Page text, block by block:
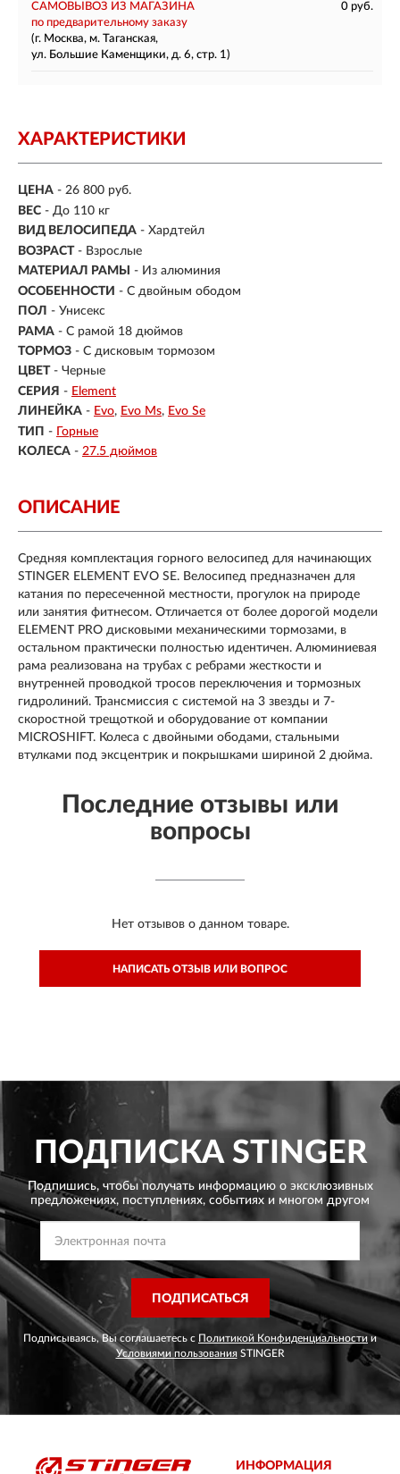
САМОВЫВОЗ ИЗ МАГАЗИНА
0 руб.
по предварительному заказу
(г. Москва, м. Таганская,
ул. Большие Каменщики, д. 6, стр. 1)
ХАРАКТЕРИСТИКИ
ЦЕНА - 26 800 руб.
ВЕС - До 110 кг
ВИД ВЕЛОСИПЕДА - Хардтейл
ВОЗРАСТ - Взрослые
МАТЕРИАЛ РАМЫ
- Из алюминия
ОСОБЕННОСТИ - С двойным ободом
ПОЛ - Унисекс
РАМА - С рамой 18 дюймов
ТОРМОЗ - С дисковым тормозом
ЦВЕТ - Черные
СЕРИЯ - Element
ЛИНЕЙКА - Evo Evo Ms
Evo Se
ТИП - Горные
КОЛЕСА - 27.5 дюймов
ОПИСАНИЕ
Средняя комплектация горного велосипед для начинающих
STINGER ELEMENT EVO SE. Велосипед предназначен для
катания по пересеченной местности, прогулок на природе
или занятия фитнесом. Отличается от более дорогой модели
ELEMENT PRO дисковыми механическими тормозами, в
остальном практически полностью идентичен. Алюминиевая
рама реализована на трубах с ребрами жесткости и
внутренней проводкой тросов переключения и тормозных
гидролиний. Трансмиссия с системой на 3 звезды и 7-
скоростной трещоткой и оборудование от компании
MICROSHIFT. Колеса с двойными ободами, стальными
втулками под эксцентрик и покрышками шириной 2 дюйма.
Последние отзывы или
вопросы
Нет отзывов о данном товаре.
НАПИСАТЬ ОТЗЫВ ИЛИ ВОПРОС
ПОДПИСКАSTINGER
Подпишись, чтобы получать информацию о эксклюзивных
предложениях, поступлениях, событиях и многом другом
ПОДПИСАТЬСЯ
Подписываясь, Вы соглашаетесь с Политикой Конфиденциальности и
Условиями пользованияSTINGER
ИНФОРМАЦИЯ